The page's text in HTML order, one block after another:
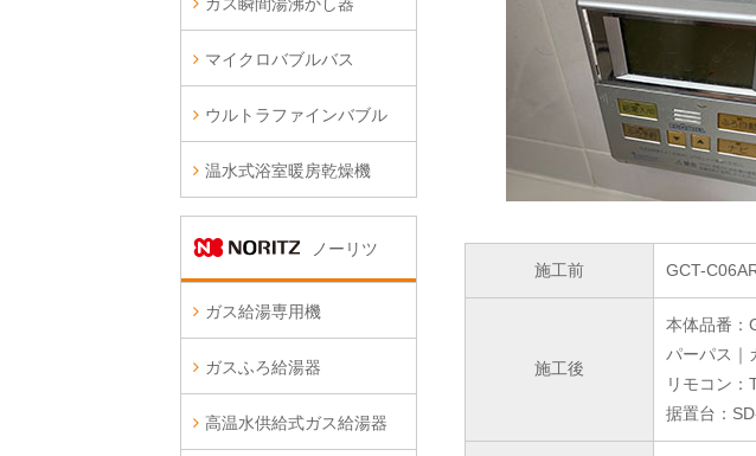
施工前 GCT-
施工後
本体品番：
パーパス｜
リモコン：
据置台：
マイクロバブルバス
ウルトラファインバブル
温水式浴室暖房乾燥機
ノーリツ
ガス給湯専用機
ガスふろ給湯器
高温水供給式ガス給湯器